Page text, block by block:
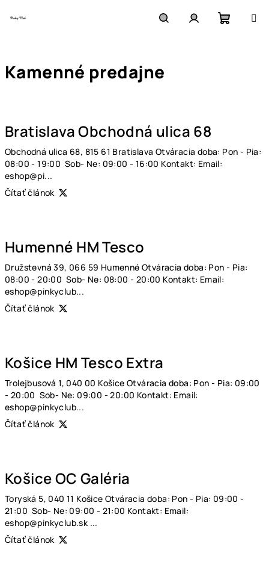
Kamenné predajne
p
i
s
č
l
k
o
v
Bratislava Obchodná ulica 68
Obchodná ulica 68, 815 61 Bratislava Otváracia doba: Pon - Pia:
08:00 - 19:00 Sob- Ne: 09:00 - 16:00 Kontakt: Email:
eshop@pi...
Čítať článok
Humenné HM Tesco
Družstevná 39, 066 59 Humenné Otváracia doba: Pon - Pia:
08:00 - 20:00 Sob- Ne: 08:00 - 20:00 Kontakt: Email:
eshop@pinkyclub...
Čítať článok
Košice HM Tesco Extra
Trolejbusová 1, 040 00 Košice Otváracia doba: Pon - Pia: 09:00
- 20:00 Sob- Ne: 09:00 - 20:00 Kontakt: Email:
eshop@pinkyclub...
Čítať článok
Košice OC Galéria
Toryská 5, 040 11 Košice Otváracia doba: Pon - Pia: 09:00 -
21:00 Sob- Ne: 09:00 - 21:00 Kontakt: Email:
eshop@pinkyclub.sk ...
Čítať článok